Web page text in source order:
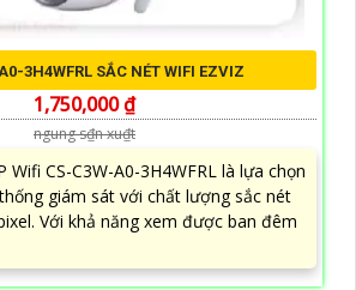
3H4WFRL SẮC NÉT WIFI EZVIZ
1,750,000 ₫
ngung s₫n xu₫t
Wifi CS-C3W-A0-3H4WFRL là lựa chọn
giám sát với chất lượng sắc nét
Với khả năng xem được ban đêm